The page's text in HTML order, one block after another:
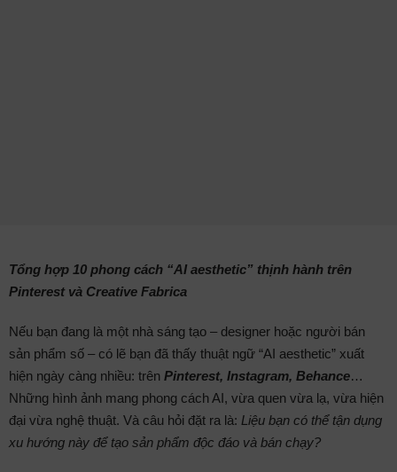
Tổng hợp 10 phong cách “AI aesthetic” thịnh hành trên
Pinterest và Creative Fabrica
Nếu bạn đang là một nhà sáng tạo – designer hoặc người bán
sản phẩm số – có lẽ bạn đã thấy thuật ngữ “AI aesthetic” xuất
hiện ngày càng nhiều: trên Pinterest, Instagram, Behance…
Những hình ảnh mang phong cách AI, vừa quen vừa lạ, vừa hiện
đại vừa nghệ thuật. Và câu hỏi đặt ra là: Liệu bạn có thể tận dụng
xu hướng này để tạo sản phẩm độc đáo và bán chạy?